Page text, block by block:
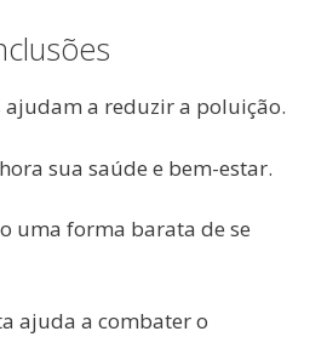
ajudam a reduzir a poluição.
sua saúde e bem-estar.
uma forma barata de se
ajuda a combater o